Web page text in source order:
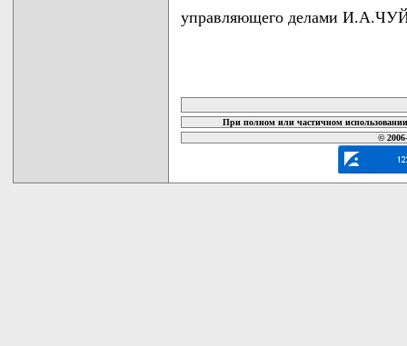
управляющего делами
При полном или частичном
©